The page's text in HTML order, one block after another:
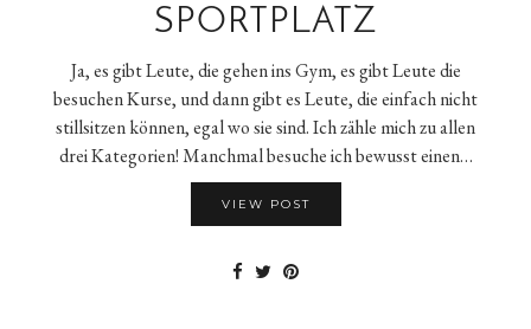
SPORTPLATZ
Ja, es gibt Leute, die gehen ins Gym, es gibt Leute die
besuchen Kurse, und dann gibt es Leute, die einfach nicht
stillsitzen können, egal wo sie sind. Ich zähle mich zu allen
drei Kategorien! Manchmal besuche ich bewusst einen…
VIEW POST